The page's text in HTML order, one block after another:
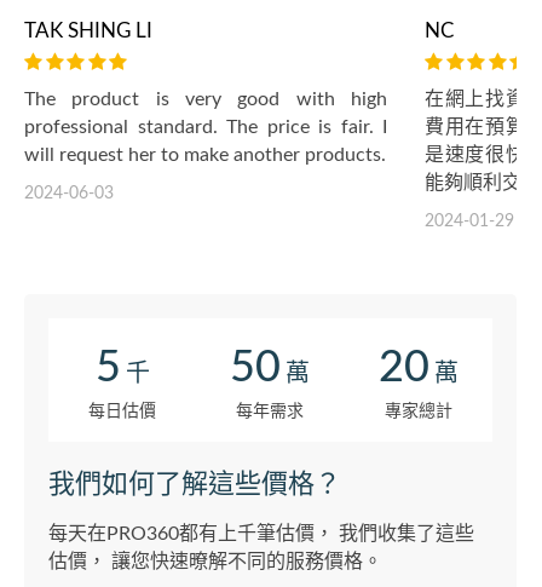
TAK SHING LI
The product is very good with high
professional standard. The price is fair. I
will request her to make another products.
2024-06-03
NC
在網上找資
費用在預算
是速度很快
能夠順利交
2024-01-29
5 千
每日估價
50 萬
每年需求
20 萬
專家總計
我們如何了解這些價格？
每天在PRO360都有上千筆估價， 我們收集了這些
估價， 讓您快速暸解不同的服務價格。